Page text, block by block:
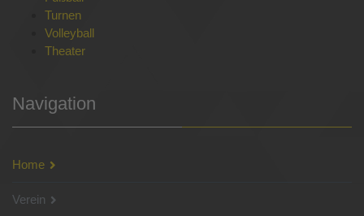
Turnen
Volleyball
Theater
Navigation
Home
Verein